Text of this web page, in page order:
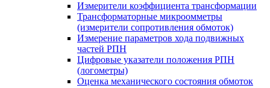
Измерители коэффициента трансформации
Трансформаторные микроомметры
(измерители сопротивления обмоток)
Измерение параметров хода подвижных
частей РПН
Цифровые указатели положения РПН
(логометры)
Оценка механического состояния обмоток